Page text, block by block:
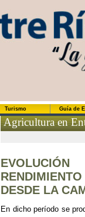
Turismo Guía de
Agricultura en
DESDE LA
En dicho período se